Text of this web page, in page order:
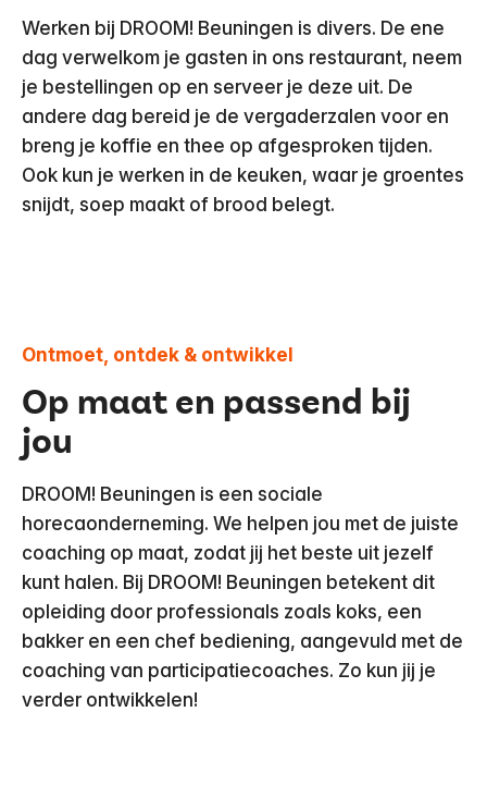
Werken bij DROOM! Beuningen is divers. De ene
dag verwelkom je gasten in ons restaurant, neem
je bestellingen op en serveer je deze uit. De
andere dag bereid je de vergaderzalen voor en
breng je koffie en thee op afgesproken tijden.
Ook kun je werken in de keuken, waar je groentes
snijdt, soep maakt of brood belegt.
Ontmoet, ontdek & ontwikkel
Op maat en passend bij
jou
DROOM! Beuningen is een sociale
horecaonderneming. We helpen jou met de juiste
coaching op maat, zodat jij het beste uit jezelf
kunt halen. Bij DROOM! Beuningen betekent dit
opleiding door professionals zoals koks, een
bakker en een chef bediening, aangevuld met de
coaching van participatiecoaches. Zo kun jij je
verder ontwikkelen!